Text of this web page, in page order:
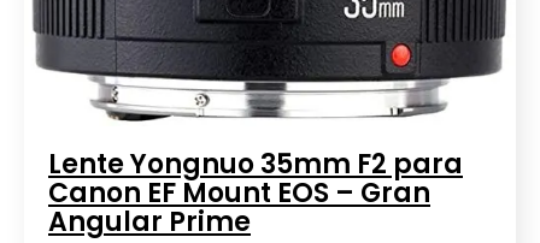
Lente Yongnuo 35mm F2 para
Canon EF Mount EOS – Gran
Angular Prime